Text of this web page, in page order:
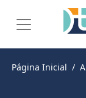
Página Inicial